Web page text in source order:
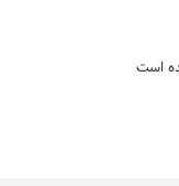
است